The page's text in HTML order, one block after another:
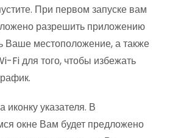
При первом запуске вам
разрешить приложению
Ваше местоположение, а также
Fi для того, чтобы избежать
иконку указателя. В
окне Вам будет предложено